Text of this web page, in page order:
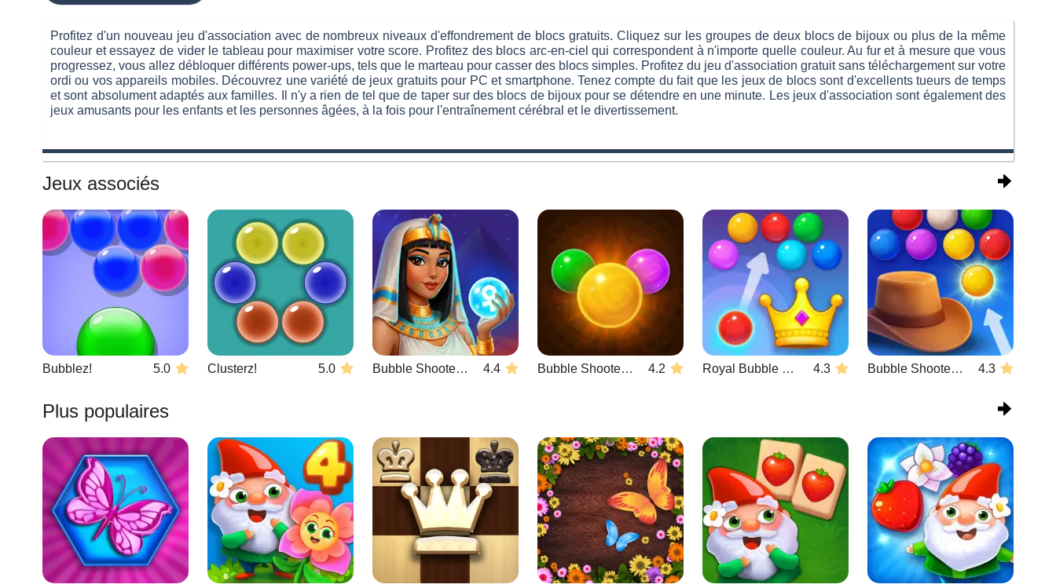
Profitez d'un nouveau jeu d'association avec de nombreux niveaux d'effondrement de blocs gratuits. Cliquez sur les groupes de deux blocs de bijoux ou plus de la même
couleur et essayez de vider le tableau pour maximiser votre score. Profitez des blocs arc-en-ciel qui correspondent à n'importe quelle couleur. Au fur et à mesure que vous
progressez, vous allez débloquer différents power-ups, tels que le marteau pour casser des blocs simples. Profitez du jeu d'association gratuit sans téléchargement sur votre
ordi ou vos appareils mobiles. Découvrez une variété de jeux gratuits pour PC et smartphone. Tenez compte du fait que les jeux de blocs sont d'excellents tueurs de temps
et sont absolument adaptés aux familles. Il n'y a rien de tel que de taper sur des blocs de bijoux pour se détendre en une minute. Les jeux d'association sont également des
jeux amusants pour les enfants et les personnes âgées, à la fois pour l'entraînement cérébral et le divertissement.
Jeux associés
Bubblez! 5.0 Clusterz! 5.0 Bubble Shooter Wonders of Egypt 4.4 Bubble Shooter Temple Jewels 4.2 Royal Bubble Blast 4.3 Bubble Shooter Wild West 4.3
Plus populaires